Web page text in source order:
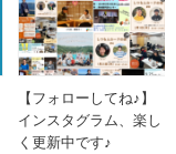
【フォローしてね♪】
インスタグラム、楽し
く更新中です♪